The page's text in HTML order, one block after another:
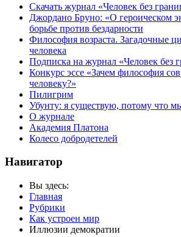
Скачать журнал «Человек без
Джордано Бруно: «О героическом
борьбе против бездарности
Философия возраста. Загадочные
человека
Подписка на журнал «Человек без
Конкурс эссе «Зачем философия
человеку?»
Пилигрим
Убунту: я существую, потому что
О журнале
Академия Платона
Колесо добродетелей
Навигатор
Вы здесь:
Главная
Рубрики
Как устроен мир
Иллюзии демократии